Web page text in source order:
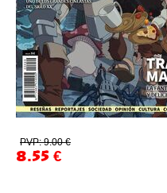
PVP: 9.00 €
8.55 €